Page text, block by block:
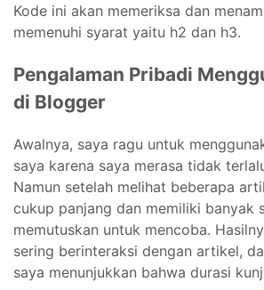
Kode ini akan memeriksa dan
memenuhi syarat yaitu h2 dan h3.
Pengalaman Pribadi
di Blogger
Awalnya, saya ragu untuk
saya karena saya merasa tidak
Namun setelah melihat beberapa
cukup panjang dan memiliki banyak
memutuskan untuk mencoba.
sering berinteraksi dengan artikel,
saya menunjukkan bahwa durasi